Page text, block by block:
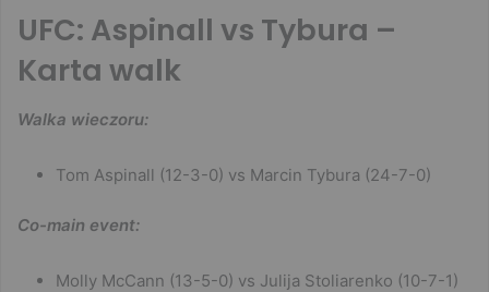
UFC: Aspinall vs Tybura –
Karta walk
Walka wieczoru:
Tom Aspinall (12-3-0) vs Marcin Tybura (24-7-0)
Co-main event:
Molly McCann (13-5-0) vs Julija Stoliarenko (10-7-1)